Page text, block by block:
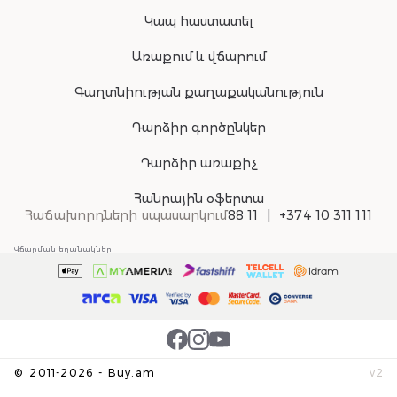
Կապ հաստատել
Առաքում և վճարում
Գաղտնիության քաղաքականություն
Դարձիր գործընկեր
Դարձիր առաքիչ
Հանրային օֆերտա
Հաճախորդների սպասարկում88 11 +374 10 311 111
© 2011-2026 - Buy.am v2
Վճարման եղանակներ